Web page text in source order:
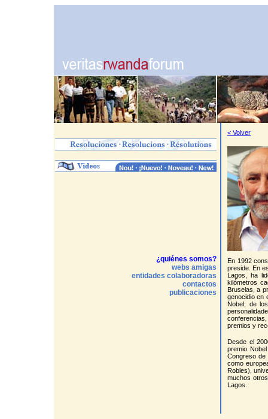
¿quiénes somos?
webs amigas
entidades colaboradoras
contactos
publicaciones
< Volver
En 1992
preside. En
Lagos, ha
kilómetros
Bruselas, a
genocidio en
Nobel, de
premios y
Desde el
premio
Congreso de
como
Robles),
muchos
Lagos.